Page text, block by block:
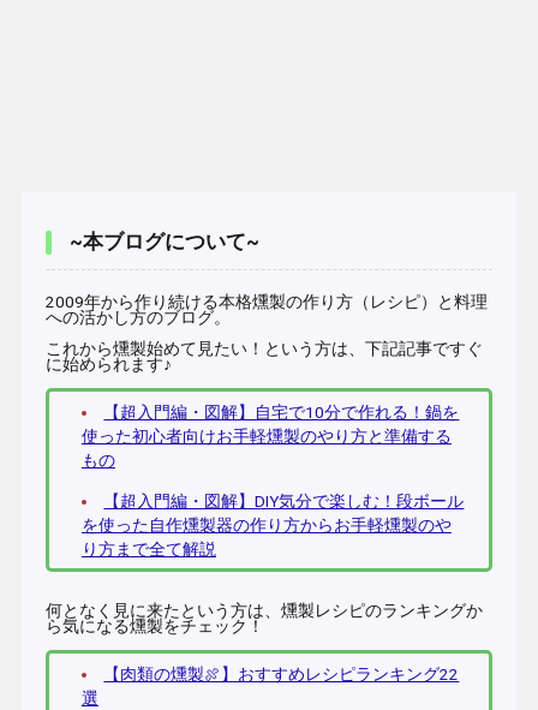
~本ブログについて~
2009年から作り続ける本格燻製の作り方（レシピ）と料理
への活かし方のブログ。
これから燻製始めて見たい！という方は、下記記事ですぐ
に始められます♪
【超入門編・図解】自宅で10分で作れる！鍋を
使った初心者向けお手軽燻製のやり方と準備する
もの
【超入門編・図解】DIY気分で楽しむ！段ボール
を使った自作燻製器の作り方からお手軽燻製のや
り方まで全て解説
何となく見に来たという方は、燻製レシピのランキングか
ら気になる燻製をチェック！
【肉類の燻製🍖】おすすめレシピランキング22
選